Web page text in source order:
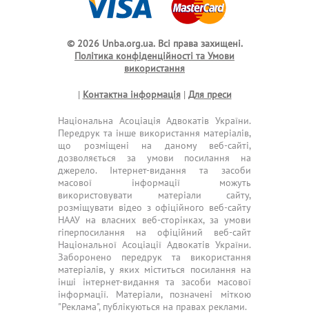
© 2026 Unba.org.ua. Всі права захищені.
Політика конфіденційності та Умови
використання
| Контактна інформація| Для преси
Національна Асоціація Адвокатів України.
Передрук та інше використання матеріалів,
що розміщені на даному веб-сайті,
дозволяється за умови посилання на
джерело. Інтернет-видання та засоби
масової інформації можуть
використовувати матеріали сайту,
розміщувати відео з офіційного веб-сайту
НААУ на власних веб-сторінках, за умови
гіперпосилання на офіційний веб-сайт
Національної Асоціації Адвокатів України.
Заборонено передрук та використання
матеріалів, у яких міститься посилання на
інші інтернет-видання та засоби масової
інформації. Матеріали, позначені міткою
"Реклама", публікуються на правах реклами.